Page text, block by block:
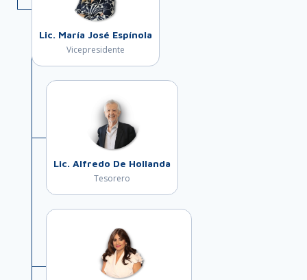
Lic. María José Espínola
Vicepresidente
Lic. Alfredo De Hollanda
Tesorero